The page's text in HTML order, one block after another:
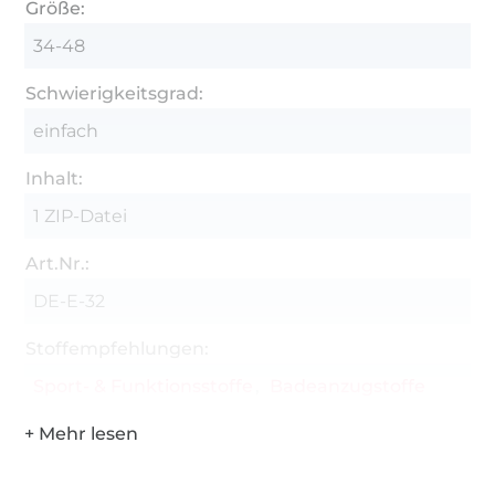
Größe:
34-48
Schwierigkeitsgrad:
einfach
Inhalt:
1 ZIP-Datei
Art.Nr.:
DE-E-32